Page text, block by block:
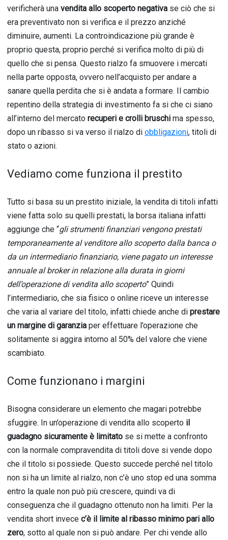
verificherà una vendita allo scoperto negativa se ciò che si
era preventivato non si verifica e il prezzo anziché
diminuire, aumenti. La controindicazione più grande è
proprio questa, proprio perché si verifica molto di più di
quello che si pensa. Questo rialzo fa smuovere i mercati
nella parte opposta, ovvero nell’acquisto per andare a
sanare quella perdita che si è andata a formare. Il cambio
repentino della strategia di investimento fa si che ci siano
all’interno del mercato recuperi e crolli bruschi ma spesso,
dopo un ribasso si va verso il rialzo di obbligazioni, titoli di
stato o azioni.
Vediamo come funziona il prestito
Tutto si basa su un prestito iniziale, la vendita di titoli infatti
viene fatta solo su quelli prestati, la borsa italiana infatti
aggiunge che “gli strumenti finanziari vengono prestati
temporaneamente al venditore allo scoperto dalla banca o
da un intermediario finanziario, viene pagato un interesse
annuale al broker in relazione alla durata in giorni
dell’operazione di vendita allo scoperto” Quindi
l’intermediario, che sia fisico o online riceve un interesse
che varia al variare del titolo, infatti chiede anche di prestare
un margine di garanzia per effettuare l’operazione che
solitamente si aggira intorno al 50% del valore che viene
scambiato.
Come funzionano i margini
Bisogna considerare un elemento che magari potrebbe
sfuggire. In un’operazione di vendita allo scoperto il
guadagno sicuramente è limitato se si mette a confronto
con la normale compravendita di titoli dove si vende dopo
che il titolo si possiede. Questo succede perché nel titolo
non si ha un limite al rialzo, non c’è uno stop ed una somma
entro la quale non può più crescere, quindi va di
conseguenza che il guadagno ottenuto non ha limiti. Per la
vendita short invece c’è il limite al ribasso minimo pari allo
zero, sotto al quale non si può andare. Per chi vende allo